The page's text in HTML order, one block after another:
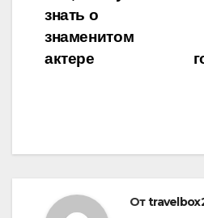
записям
знать о
знаменитом
актере
От